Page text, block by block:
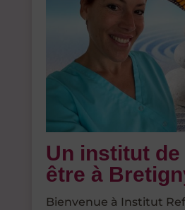
Un institut de
être à
Bienvenue à Institut